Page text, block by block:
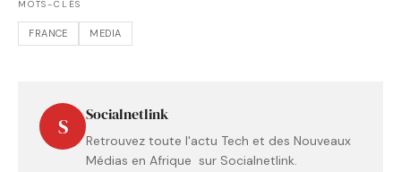
MOTS-CLÉS
FRANCE MEDIA
S Socialnetlink
Retrouvez toute l'actu Tech et des Nouveaux
Médias en Afrique sur Socialnetlink.